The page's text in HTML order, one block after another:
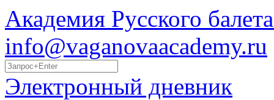
Академия Русского
info@vaganovaacademy.ru
Электронный дневник